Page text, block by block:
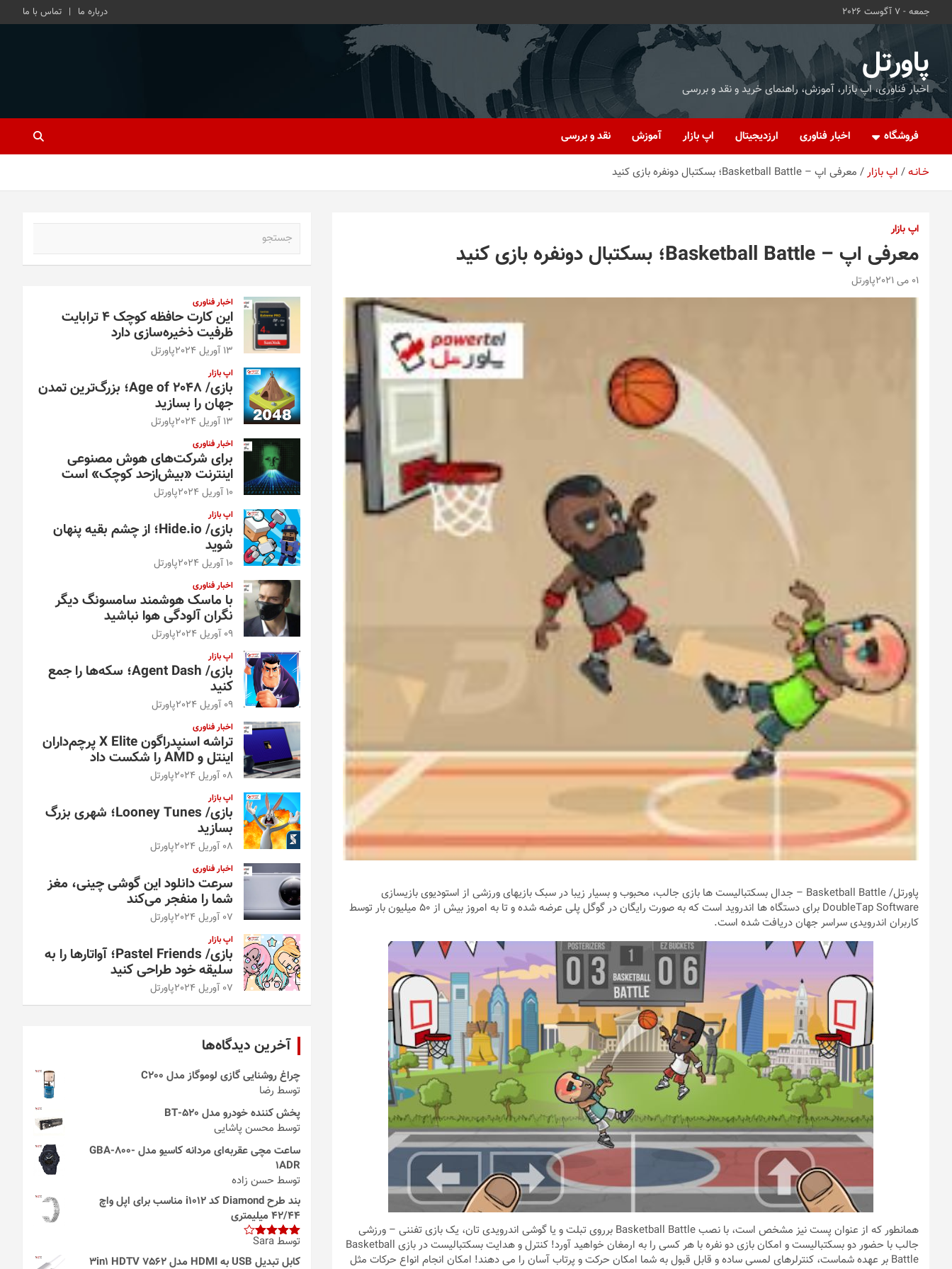
جمعه - 7 آگوست 2026 درباره ما تماس با ما
پاورتل
اخبار فناوری، اپ بازار، آموزش، راهنمای خرید و نقد و بررسی
فروشگاه اخبار فناوری ارزدیجیتال اپ بازار آموزش نقد و بررسی
خـانـه اپ بازار معرفی اپ – Basketball Battle؛ بسکتبال دونفره بازی کنید
اپ بازار
معرفی اپ – Basketball Battle؛ بسکتبال دونفره بازی کنید
01 می 2021 پاورتل
پاورتل
/ Basketball Battle – جدال بسکتبالیست ها بازی جالب، محبوب و بسیار زیبا در سبک بازیهای ورزشی از استودیوی بازیسازی
DoubleTap Software برای دستگاه ها اندروید است که به صورت رایگان در گوگل پلی عرضه شده و تا به امروز بیش از 50 میلیون بار توسط
کاربران اندرویدی سراسر جهان دریافت شده است.
همانطور که از عنوان پست نیز مشخص است، با نصب Basketball Battle برروی تبلت و یا گوشی اندرویدی تان، یک بازی تفننی – ورزشی
جالب با حضور دو بسکتبالیست و امکان بازی دو نفره با هر کسی را به ارمغان خواهید آورد! کنترل و هدایت بسکتبالیست در بازی Basketball
Battle بر عهده شماست، کنترلرهای لمسی ساده و قابل قبول به شما امکان حرکت و پرتاب آسان را می دهند! امکان انجام انواع حرکات مثل
اخبار فناوری
این کارت حافظه کوچک ۴ ترابایت
ظرفیت ذخیره‌سازی دارد
13 آوریل 2024 پاورتل
اپ بازار
بازی/ Age of 2048؛ بزرگ‌ترین تمدن
جهان را بسازید
13 آوریل 2024 پاورتل
اخبار فناوری
برای شرکت‌های هوش مصنوعی
اینترنت «بیش‌از‌حد کوچک» است
10 آوریل 2024 پاورتل
اپ بازار
بازی/ Hide.io؛ از چشم بقیه پنهان
شوید
10 آوریل 2024 پاورتل
اخبار فناوری
با ماسک هوشمند سامسونگ دیگر
نگران آلودگی هوا نباشید
09 آوریل 2024 پاورتل
اپ بازار
بازی/ Agent Dash؛ سکه‌ها را جمع
کنید
09 آوریل 2024 پاورتل
اخبار فناوری
تراشه اسنپدراگون X Elite پرچم‌داران
اینتل و AMD را شکست داد
08 آوریل 2024 پاورتل
اپ بازار
بازی/ Looney Tunes؛ شهری بزرگ
بسازید
08 آوریل 2024 پاورتل
اخبار فناوری
سرعت دانلود این گوشی چینی، مغز
شما را منفجر می‌کند
07 آوریل 2024 پاورتل
اپ بازار
بازی/ Pastel Friends؛ آواتارها را به
سلیقه خود طراحی کنید
07 آوریل 2024 پاورتل
آخرین دیدگاه‌ها
چراغ روشنایی گازی لوموگاز مدل C200
توسط رضا
پخش کننده خودرو مدل 520-BT
توسط محسن پاشایی
ساعت مچی عقربه‌ای مردانه کاسیو مدل GBA-800-
1ADR
توسط حسن زاده
بند طرح Diamond کد i1012 مناسب برای اپل واچ
42/44 میلیمتری
امتیاز4
از 5
توسط Sara
کابل تبدیل USB به HDMI مدل 3in1 HDTV 7562